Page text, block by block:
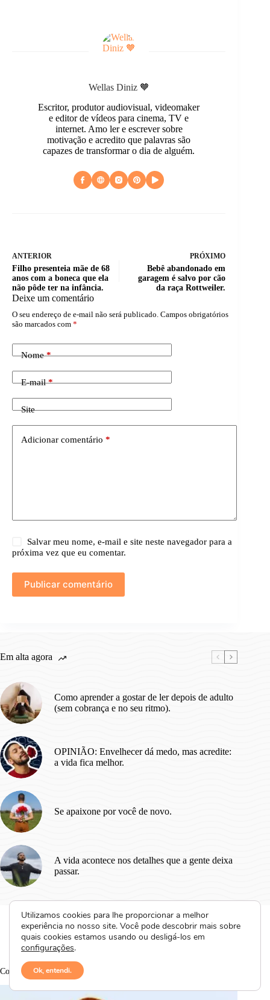
Wellas Diniz 🧡
Escritor, produtor audiovisual, videomaker
e editor de vídeos para cinema, TV e
internet. Amo ler e escrever sobre
motivação e acredito que palavras são
capazes de transformar o dia de alguém.
ANTERIOR
Filho presenteia mãe de 68
anos com a boneca que ela
não pôde ter na infância.
PRÓXIMO
Bebê abandonado em
garagem é salvo por cão
da raça Rottweiler.
Deixe um comentário
O seu endereço de e-mail não será publicado. Campos obrigatórios
são marcados com *
Nome*
E-mail*
Site
Adicionar comentário *
Salvar meu nome, e-mail e site neste navegador para a
próxima vez que eu comentar.
Publicar comentário
Em alta agora
Como aprender a gostar de ler depois de adulto
(sem cobrança e no seu ritmo).
OPINIÃO: Envelhecer dá medo, mas acredite:
a vida fica melhor.
Se apaixone por você de novo.
A vida acontece nos detalhes que a gente deixa
passar.
Meu diário
Achadinhos
Conteúdos em destaque
Utilizamos cookies para lhe proporcionar a melhor
experiência no nosso site. Você pode descobrir mais sobre
quais cookies estamos usando ou desligá-los em
configurações.
Ok, entendi.